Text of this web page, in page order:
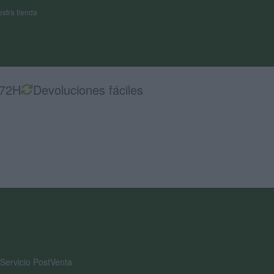
tienda
Devoluciones fáciles
Servicio PostVenta